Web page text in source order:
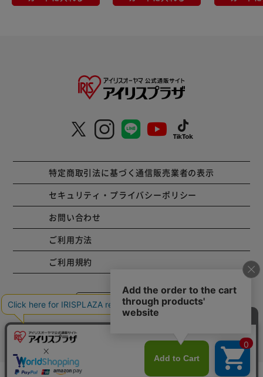
特定商取引法に基づく通信販売業者の表示
セキュリティ・プライバシーポリシー
お問い合わせ
ご利用方法
ご利用規約
コーポレートサイト
Copyright © 2001 IRISPLAZA. ALL Rights Reserved.